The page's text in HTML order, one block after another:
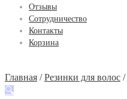
Отзывы
Сотрудничество
Контакты
Корзина
Главная /Резинки для волос /
🔍